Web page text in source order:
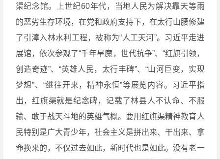
渠纪念馆。上世纪60年代，当地人民为解决靠天等雨
的恶劣生存环境，在党和政府支持下，在太行山腰修建
了引漳入林水利工程，被称为“人工天河”。习近平走进
展馆，依次参观了“千年旱魔，世代抗争”、“红旗引领，
创造奇迹”、“英雄人民，太行丰碑”、“山河巨变，实现
梦想”、“继往开来，精神永恒”等展览内容。习近平指
出，红旗渠就是纪念碑，记载了林县人不认命、不服
输、敢于战天斗地的英雄气概。要用红旗渠精神教育人
民特别是广大青少年，社会主义是拼出来、干出来、拿
命换来的，不仅过去如此，新时代也是如此。没有老一